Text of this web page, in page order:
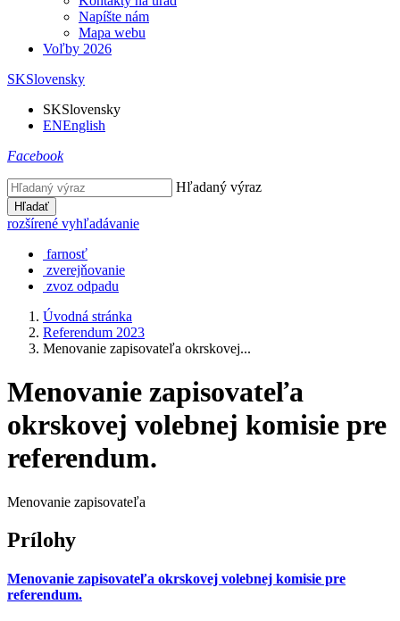
Napíšte nám
Mapa webu
Voľby 2026
SKSlovensky
SKSlovensky
ENEnglish
Facebook
Hľadaný výraz
Hľadať
rozšírené vyhľadávanie
farnosť
zverejňovanie
zvoz odpadu
Úvodná stránka
Referendum 2023
Menovanie zapisovateľa okrskovej...
Menovanie zapisovateľa
okrskovej volebnej komisie pre
referendum.
Menovanie zapisovateľa
Prílohy
Menovanie zapisovateľa okrskovej volebnej komisie pre
referendum.